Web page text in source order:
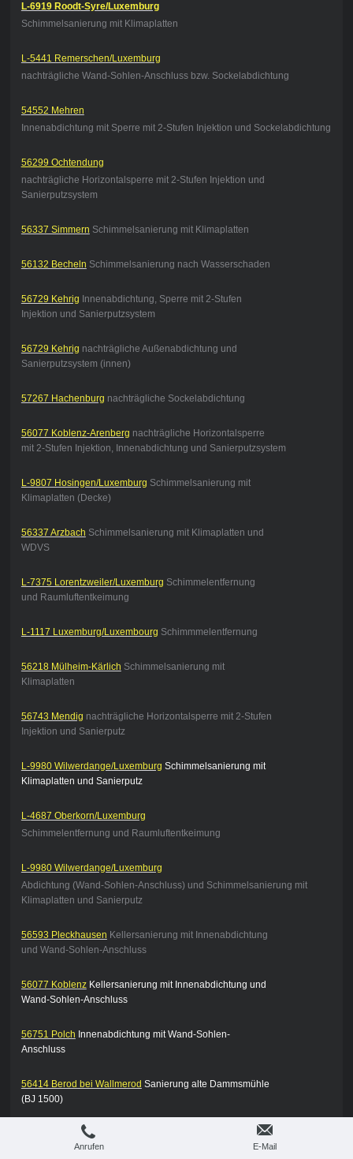
L-6919 Roodt-Syre/Luxemburg
Schimmelsanierung mit Klimaplatten
L-5441 Remerschen/Luxemburg
nachträgliche Wand-Sohlen-Anschluss bzw. Sockelabdichtung
54552 Mehren
Innenabdichtung mit Sperre mit 2-Stufen Injektion und Sockelabdichtung
56299 Ochtendung
nachträgliche Horizontalsperre mit 2-Stufen Injektion und
Sanierputzsystem
56337 Simmern Schimmelsanierung mit Klimaplatten
56132 Becheln Schimmelsanierung nach Wasserschaden
56729 Kehrig Innenabdichtung, Sperre mit 2-Stufen
Injektion und Sanierputzsystem
56729 Kehrig nachträgliche Außenabdichtung und
Sanierputzsystem (innen)
57267 Hachenburg nachträgliche Sockelabdichtung
56077 Koblenz-Arenberg nachträgliche Horizontalsperre
mit 2-Stufen Injektion, Innenabdichtung und Sanierputzsystem
L-9807 Hosingen/Luxemburg Schimmelsanierung mit
Klimaplatten (Decke)
56337 Arzbach Schimmelsanierung mit Klimaplatten und
WDVS
L-7375 Lorentzweiler/Luxemburg Schimmelentfernung
und Raumluftentkeimung
L-1117 Luxemburg/Luxembourg Schimmmelentfernung
56218 Mülheim-Kärlich Schimmelsanierung mit
Klimaplatten
56743 Mendig nachträgliche Horizontalsperre mit 2-Stufen
Injektion und Sanierputz
L-9980 Wilwerdange/Luxemburg Schimmelsanierung mit
Klimaplatten und Sanierputz
L-4687 Oberkorn/Luxemburg
Schimmelentfernung und Raumluftentkeimung
L-9980 Wilwerdange/Luxemburg
Abdichtung (Wand-Sohlen-Anschluss) und Schimmelsanierung mit
Klimaplatten und Sanierputz
56593 Pleckhausen Kellersanierung mit Innenabdichtung
und Wand-Sohlen-Anschluss
56077 Koblenz Kellersanierung mit Innenabdichtung und
Wand-Sohlen-Anschluss
56751 Polch Innenabdichtung mit Wand-Sohlen-
Anschluss
56414 Berod bei Wallmerod Sanierung alte Dammsmühle
(BJ 1500)
Schimmelsanierung mit weber.san
DämmboardAnrufen E-Mail